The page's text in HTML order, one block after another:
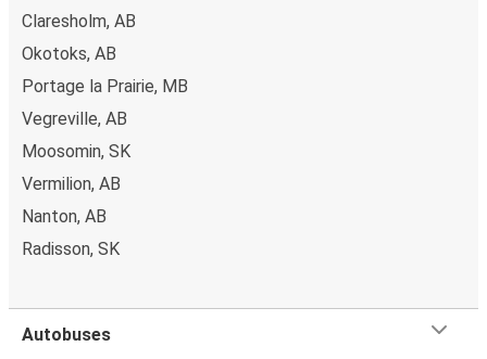
Claresholm, AB
Okotoks, AB
Portage la Prairie, MB
Vegreville, AB
Moosomin, SK
Vermilion, AB
Nanton, AB
Radisson, SK
Autobuses